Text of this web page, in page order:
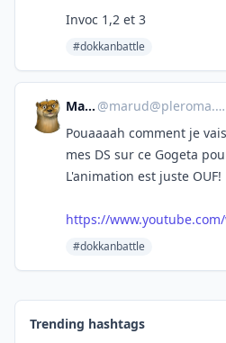
Invoc 1,2 et 3
#dokkanbattle
Marud @marud@pleroma.marud.fr
Pouaaaah comment je
mes DS sur ce Gogeta
L'animation est juste OUF!
https://
#dokkanbattle
Trending hashtags